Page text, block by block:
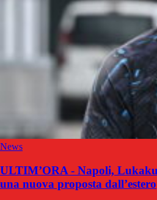
News
ULTIM’ORA - Napoli,
una nuova proposta dall’estero